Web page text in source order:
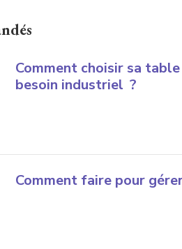
Comment choisir sa
besoin industriel ?
Comment faire pour